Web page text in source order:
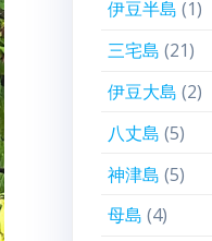
伊豆半島 (1)
三宅島 (21)
伊豆大島 (2)
八丈島 (5)
神津島 (5)
母島 (4)